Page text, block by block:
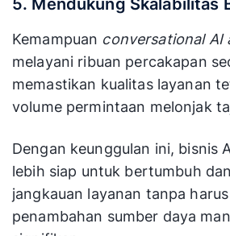
5. Mendukung Skalabilitas
Kemampuan conversational AI
melayani ribuan percakapan
memastikan kualitas layanan
volume permintaan melonjak
Dengan keunggulan ini, bisnis
lebih siap untuk bertumbuh
jangkauan layanan tanpa
penambahan sumber daya